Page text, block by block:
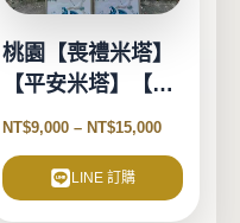
桃園【喪禮米塔】
【平安米塔】【告
別式米塔】
NT$9,000 – NT$15,000
LINE 訂購
可
頁
面